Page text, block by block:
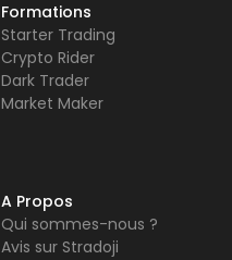
Formations
Starter Trading
Crypto Rider
Dark Trader
Market Maker
A Propos
Qui sommes-nous ?
Avis sur Stradoji